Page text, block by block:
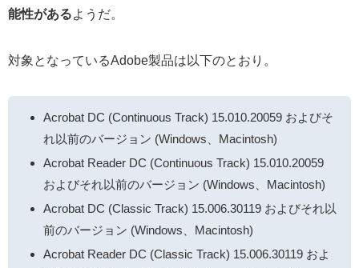
能性があるようだ。
対象となっているAdobe製品は以下のとおり。
Acrobat DC (Continuous Track) 15.010.20059 およびそ
れ以前のバージョン (Windows、Macintosh)
Acrobat Reader DC (Continuous Track) 15.010.20059
およびそれ以前のバージョン (Windows、Macintosh)
Acrobat DC (Classic Track) 15.006.30119 およびそれ以
前のバージョン (Windows、Macintosh)
Acrobat Reader DC (Classic Track) 15.006.30119 およ